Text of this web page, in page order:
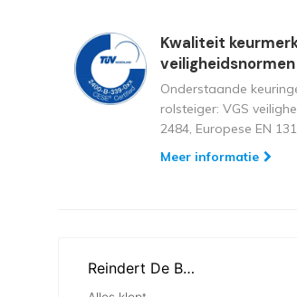
Kwaliteit
veiligheidsnormen
Onderstaande
rolsteiger: VGS
2484, Europese EN
Meer informatie